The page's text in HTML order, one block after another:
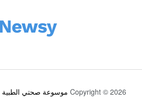
Copyright © 2026 موسوعة صحتي الطبية